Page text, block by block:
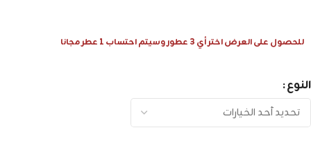
للحصول على العرض اختر أي 3 عطور وسيتم احتساب 1 عطر مجانا
النوع